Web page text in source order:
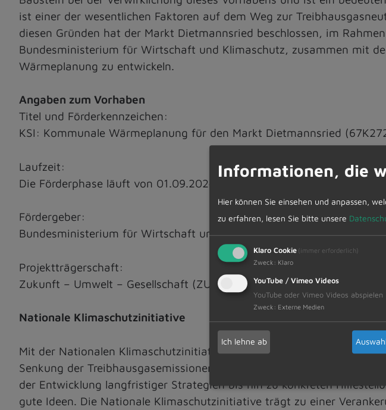
ist einer der wesentlichen Faktoren auf dem Weg zur
diesen Gründen hat der Markt Dietmannsried beschlossen, im
Bundesministerium für Wirtschaft und Klimaschutz, zusammen mit
Wärmeplanung zu entwickeln.
Angaben zum Vorhaben
Titel und Förderkennzeichen:
KSI: Kommunale Wärmeplanung für den Markt Dietmannsried
Laufzeit:
Die Förderphase läuft von 01.09.2024 bis 31.08.2025.
Fördergeber:
Bundesministerium für Wirtschaft und Klimaschutz (BMWK)
Projektträgerschaft:
Zukunft – Umwelt – Gesellschaft (ZUG) gGmbH
Nationale Klimaschutzinitiative
Mit der Nationalen Klimaschutzinitiative initiiert und fördert die
Senkung der Treibhausgasemissionen leisten. Ihre Programme und
der Entwicklung langfristiger Strategien bis hin zu konkreten
gute Ideen. Die Nationale Klimaschutzinitiative trägt zu einer
Informationen, die
Hier können Sie einsehen und anpassen,
zu erfahren, lesen Sie bitte unsere
Klaro Cookie (immer erforderlich)
Zweck : Klaro
YouTube / Vimeo Videos
YouTube oder Vimeo Videos abspielen
Zweck : Externe Medien
Ich lehne ab